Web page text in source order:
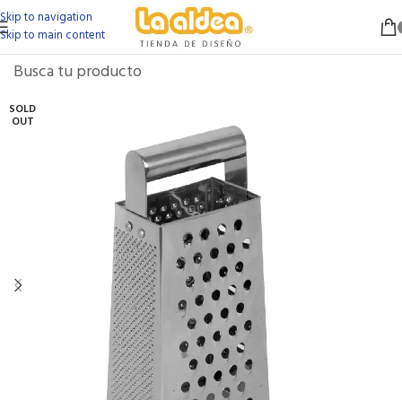
Skip to navigation
Skip to main content
SOLD
OUT